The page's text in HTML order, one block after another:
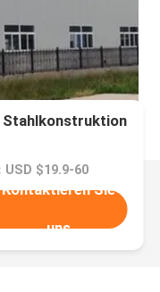
Stahlkonstruktion
USD $19.9-60
Kontaktieren Sie
uns